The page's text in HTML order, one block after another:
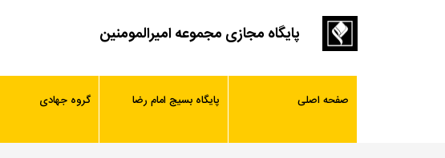
پایگاه مجازی مجموعه امیرالمومنین
صفحه اصلی پایگاه بسیج امام رضا گروه جهادی